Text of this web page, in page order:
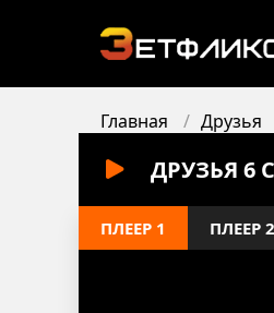
Главная Друзья
ДРУЗЬЯ 6
ПЛЕЕР 1 ПЛЕЕР 2